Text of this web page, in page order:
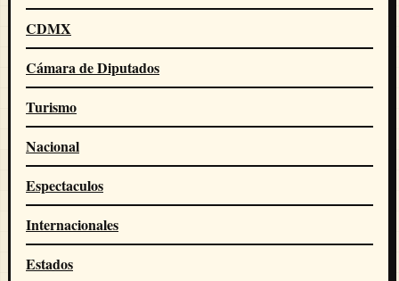
CDMX
Cámara de Diputados
Turismo
Nacional
Espectaculos
Internacionales
Estados